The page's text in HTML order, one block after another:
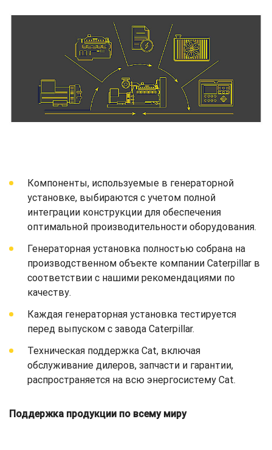
Компоненты, используемые в генераторной
установке, выбираются с учетом полной
интеграции конструкции для обеспечения
оптимальной производительности оборудования.
Генераторная установка полностью собрана на
производственном объекте компании Caterpillar в
соответствии с нашими рекомендациями по
качеству.
Каждая генераторная установка тестируется
перед выпуском с завода Caterpillar.
Техническая поддержка Cat, включая
обслуживание дилеров, запчасти и гарантии,
распространяется на всю энергосистему Cat.
Поддержка продукции по всему миру